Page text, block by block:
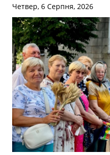
Четвер, 6 Серпня, 2026